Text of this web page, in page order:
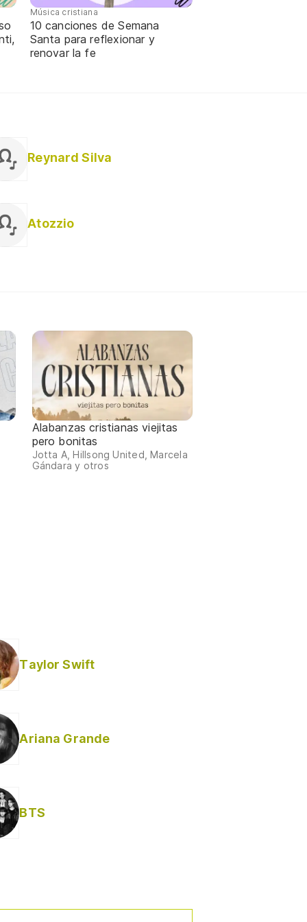
Música cristiana
10 canciones de Semana
Santa para reflexionar y
renovar la fe
Reynard Silva
Atozzio
Alabanzas cristianas viejitas
pero bonitas
Jotta A, Hillsong United, Marcela
Gándara y otros
Taylor Swift
Ariana Grande
BTS